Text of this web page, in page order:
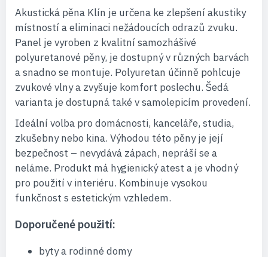
Akustická pěna Klín je určena ke zlepšení akustiky
místností a eliminaci nežádoucích odrazů zvuku.
Panel je vyroben z kvalitní samozhášivé
polyuretanové pěny, je dostupný v různých barvách
a snadno se montuje. Polyuretan účinně pohlcuje
zvukové vlny a zvyšuje komfort poslechu. Šedá
varianta je dostupná také v samolepicím provedení.
Ideální volba pro domácnosti, kanceláře, studia,
zkušebny nebo kina. Výhodou této pěny je její
bezpečnost – nevydává zápach, nepráší se a
neláme. Produkt má hygienický atest a je vhodný
pro použití v interiéru. Kombinuje vysokou
funkčnost s estetickým vzhledem.
Doporučené použití:
byty a rodinné domy